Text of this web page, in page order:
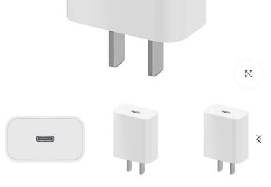
برای بزرگنمایی کلیک کنید